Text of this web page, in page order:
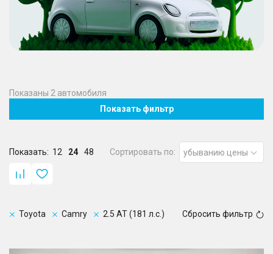
Показаны 2 автомобиля
Показать фильтр
Показать: 12 24 48 Сортировать по: убыванию цены
Toyota Camry 2.5 AT (181 л.с.) Сбросить фильтр